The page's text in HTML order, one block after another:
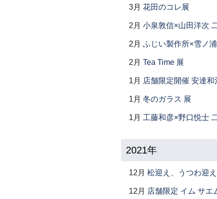
3月 花田のコレ展
2月 小泉敦信×山田洋次
2月 ふじい製作所×雪ノ
2月 Tea Time 展
1月 店舗限定開催 安達和
1月 冬のガラス 展
1月 工藤和彦×野口悦士
2021年
12月 松迎え、うつわ迎
12月 店舗限定 イム サ